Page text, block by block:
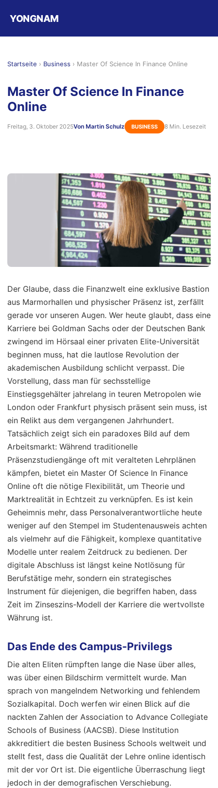
YONGNAM
Startseite › Business › Master Of Science In Finance Online
Master Of Science In Finance
Online
Freitag, 3. Oktober 2025Von Martin Schulz BUSINESS 8 Min. Lesezeit
Der Glaube, dass die Finanzwelt eine exklusive Bastion
aus Marmorhallen und physischer Präsenz ist, zerfällt
gerade vor unseren Augen. Wer heute glaubt, dass eine
Karriere bei Goldman Sachs oder der Deutschen Bank
zwingend im Hörsaal einer privaten Elite-Universität
beginnen muss, hat die lautlose Revolution der
akademischen Ausbildung schlicht verpasst. Die
Vorstellung, dass man für sechsstellige
Einstiegsgehälter jahrelang in teuren Metropolen wie
London oder Frankfurt physisch präsent sein muss, ist
ein Relikt aus dem vergangenen Jahrhundert.
Tatsächlich zeigt sich ein paradoxes Bild auf dem
Arbeitsmarkt: Während traditionelle
Präsenzstudiengänge oft mit veralteten Lehrplänen
kämpfen, bietet ein Master Of Science In Finance
Online oft die nötige Flexibilität, um Theorie und
Marktrealität in Echtzeit zu verknüpfen. Es ist kein
Geheimnis mehr, dass Personalverantwortliche heute
weniger auf den Stempel im Studentenausweis achten
als vielmehr auf die Fähigkeit, komplexe quantitative
Modelle unter realem Zeitdruck zu bedienen. Der
digitale Abschluss ist längst keine Notlösung für
Berufstätige mehr, sondern ein strategisches
Instrument für diejenigen, die begriffen haben, dass
Zeit im Zinseszins-Modell der Karriere die wertvollste
Währung ist.
Das Ende des Campus-Privilegs
Die alten Eliten rümpften lange die Nase über alles,
was über einen Bildschirm vermittelt wurde. Man
sprach von mangelndem Networking und fehlendem
Sozialkapital. Doch werfen wir einen Blick auf die
nackten Zahlen der Association to Advance Collegiate
Schools of Business (AACSB). Diese Institution
akkreditiert die besten Business Schools weltweit und
stellt fest, dass die Qualität der Lehre online identisch
mit der vor Ort ist. Die eigentliche Überraschung liegt
jedoch in der demografischen Verschiebung.